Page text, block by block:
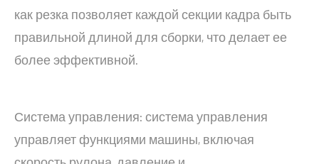
как резка позволяет каждой секции кадра быть
правильной длиной для сборки, что делает ее
более эффективной.
Система управления: система управления
управляет функциями машины, включая